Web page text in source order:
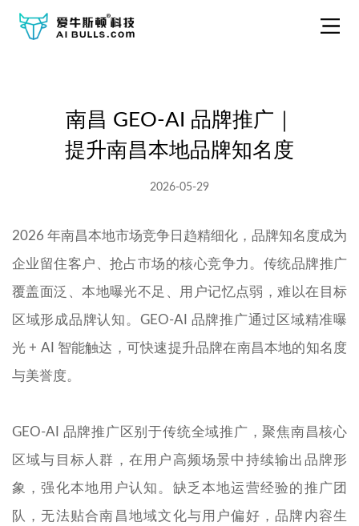
南昌 GEO-AI 品牌推广｜
提升南昌本地品牌知名度
2026-05-29
2026 年南昌本地市场竞争日趋精细化，品牌知名度成为
企业留住客户、抢占市场的核心竞争力。传统品牌推广
覆盖面泛、本地曝光不足、用户记忆点弱，难以在目标
区域形成品牌认知。GEO-AI 品牌推广通过区域精准曝
光 + AI 智能触达，可快速提升品牌在南昌本地的知名度
与美誉度。
GEO-AI 品牌推广区别于传统全域推广，聚焦南昌核心
区域与目标人群，在用户高频场景中持续输出品牌形
象，强化本地用户认知。缺乏本地运营经验的推广团
队，无法贴合南昌地域文化与用户偏好，品牌内容生